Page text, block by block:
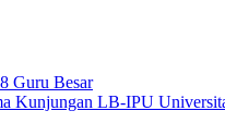
Guru Besar
Kunjungan LB-IPU